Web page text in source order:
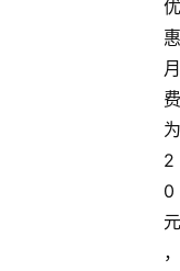
优
惠
月
费
为
2
0
元
，